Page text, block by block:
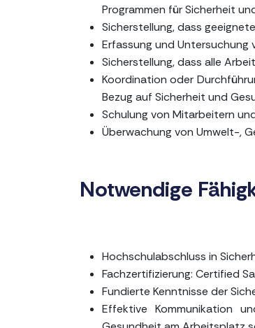
Programmen für Sicherheit
Sicherstellung, dass
Erfassung und Untersuchung
Sicherstellung, dass alle
Koordination oder
Bezug auf Sicherheit und
Schulung von Mitarbeitern
Überwachung von Umwelt-,
Notwendige
Hochschulabschluss in
Fachzertifizierung: Certified
Fundierte Kenntnisse der
Effektive Kommunikation